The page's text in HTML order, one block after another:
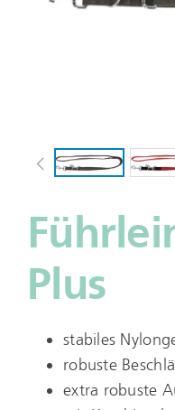
Plus
stabiles
robuste
extra robuste